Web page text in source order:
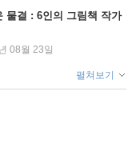
물결 : 6인의 그림책 작가
08월 23일
펼쳐보기